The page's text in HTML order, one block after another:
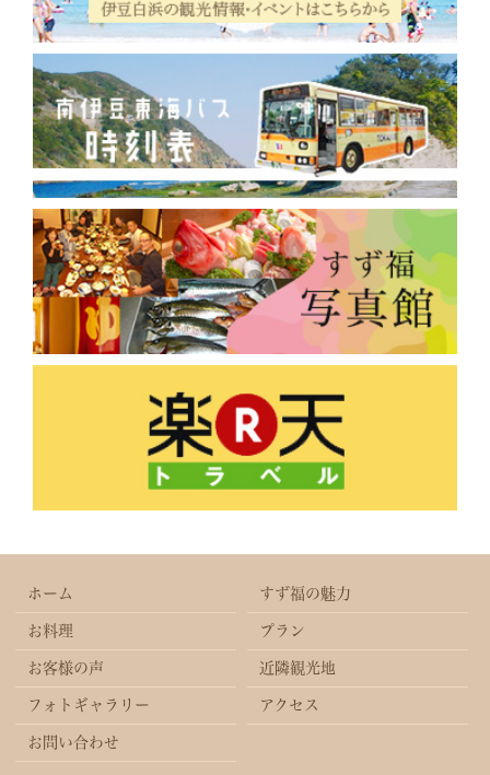
2018年8月(5)
2018年3月
(1)
2017年12月(2)
2017年10月(3)
2017年9月(30)
2017年7月(13)
ホーム すず福の魅力
お料理 プラン
お客様の声 近隣観光地
フォトギャラリー アクセス
お問い合わせ